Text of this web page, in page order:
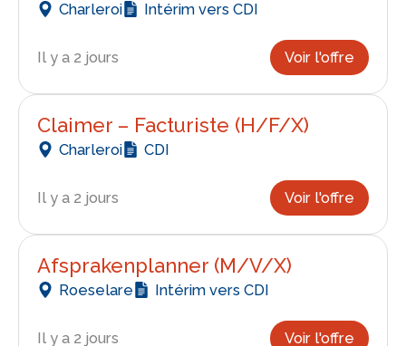
Charleroi Intérim vers CDI
Il y a 2 jours Voir l'offre
Claimer – Facturiste (H/F/X)
Charleroi CDI
Il y a 2 jours Voir l'offre
Afsprakenplanner (M/V/X)
Roeselare Intérim vers CDI
Il y a 2 jours Voir l'offre